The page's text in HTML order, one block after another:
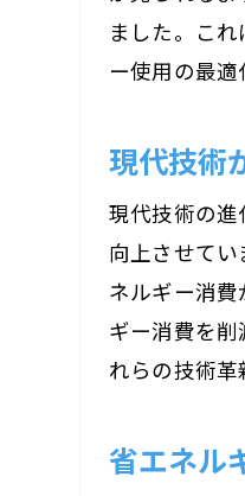
ました。こ
ー使用の最
現代技術
現代技術の
向上させて
ネルギー消
ギー消費を
れらの技術
省エネル